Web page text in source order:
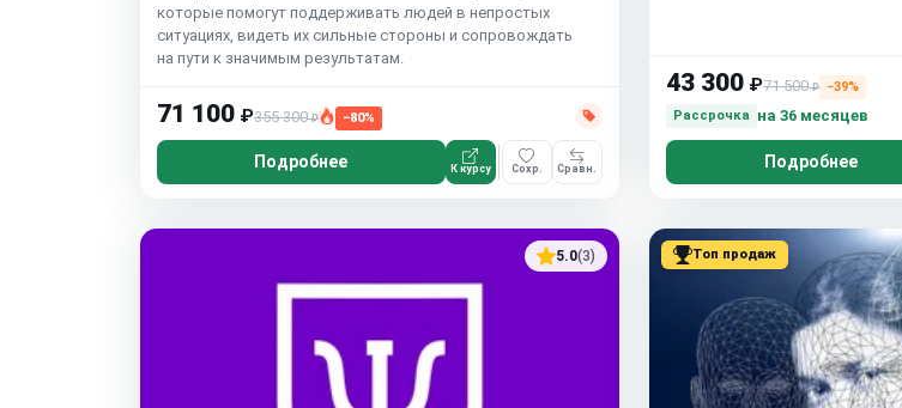
которые помогут поддерживать людей в непростых
ситуациях, видеть их сильные стороны и сопровождать
на пути к значимым результатам.
71 100 ₽355 300₽ −80%
Подробнее К курсу Сохр. Сравн.
43 300 ₽71 500₽
−39%
Рассрочка
на 36 месяцев
Подробнее
5.0(3) Топ продаж